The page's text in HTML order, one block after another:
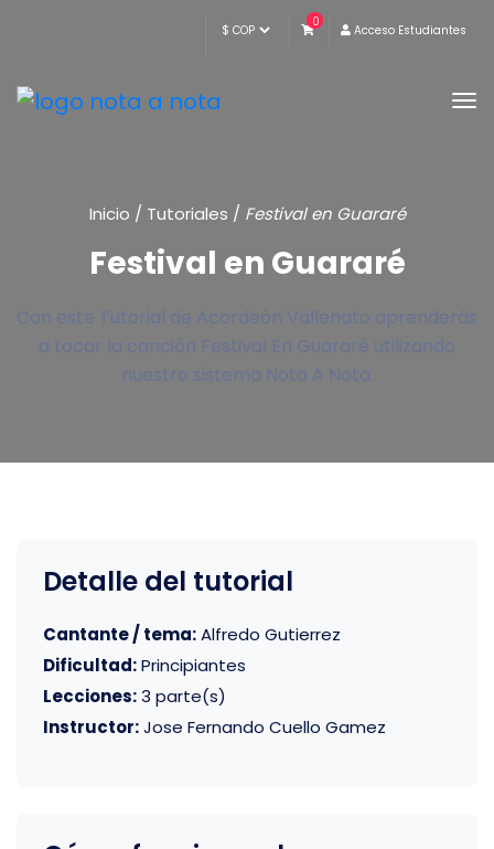
0
Acceso Estudiantes
Inicio / Tutoriales / Festival en Guararé
Festival en Guararé
Con este Tutorial de Acordeón Vallenato aprenderás
a tocar la canción Festival En Guararé utilizando
nuestro sistema Nota A Nota.
Detalle del tutorial
Cantante / tema:Alfredo Gutierrez
Dificultad:Principiantes
Lecciones:3 parte(s)
Instructor:Jose Fernando Cuello Gamez